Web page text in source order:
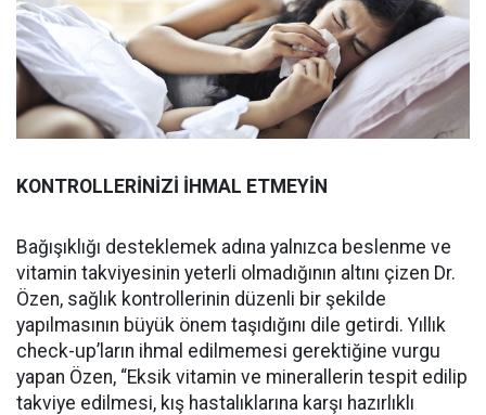
KONTROLLERİNİZİ İHMAL ETMEYİN
Bağışıklığı desteklemek adına yalnızca beslenme ve
vitamin takviyesinin yeterli olmadığının altını çizen Dr.
Özen, sağlık kontrollerinin düzenli bir şekilde
yapılmasının büyük önem taşıdığını dile getirdi. Yıllık
check-up’ların ihmal edilmemesi gerektiğine vurgu
yapan Özen, “Eksik vitamin ve minerallerin tespit edilip
takviye edilmesi, kış hastalıklarına karşı hazırlıklı